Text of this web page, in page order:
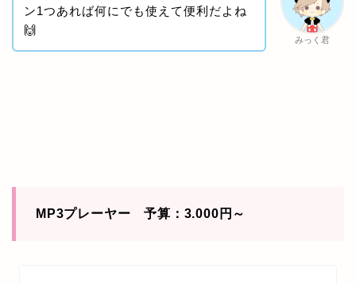
みっく君
ン1つあれば何にでも使えて便利だよね
🙌
MP3プレーヤー 予算：3.000円～